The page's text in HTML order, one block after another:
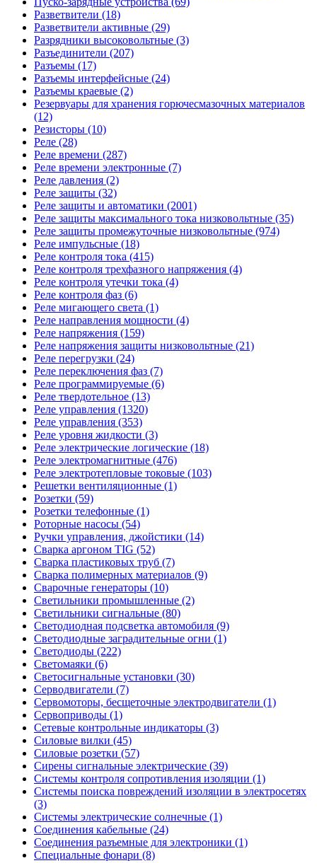
Разветвители (18)
Разветвители активные (29)
Разрядники высоковольтные (3)
Разъединители (207)
Разъемы (17)
Разъемы интерфейсные (24)
Разъемы краевые (2)
Резервуары для хранения горючесмазочных материалов
(12)
Резисторы (10)
Реле (28)
Реле времени (287)
Реле времени электронные (7)
Реле давления (2)
Реле защиты (32)
Реле защиты и автоматики (2001)
Реле защиты максимального тока низковольтные (35)
Реле защиты промежуточные низковольтные (974)
Реле импульсные (18)
Реле контроля тока (415)
Реле контроля трехфазного напряжения (4)
Реле контроля утечки тока (4)
Реле контроля фаз (6)
Реле мигающего света (1)
Реле направления мощности (4)
Реле напряжения (159)
Реле напряжения защиты низковольтные (21)
Реле перегрузки (24)
Реле переключения фаз (7)
Реле программируемые (6)
Реле твердотельное (13)
Реле управления (1320)
Реле управления (353)
Реле уровня жидкости (3)
Реле электрические логические (18)
Реле электромагнитные (476)
Реле электротепловые токовые (103)
Решетки вентиляционные (1)
Розетки (59)
Розетки телефонные (1)
Роторные насосы (54)
Ручки управления, джойстики (14)
Сварка аргоном TIG (52)
Сварка пластиковых труб (7)
Сварка полимерных материалов (9)
Сварочные генераторы (10)
Светильники промышленные (2)
Светильники сигнальные (80)
Светодиодная подсветка автомобиля (9)
Светодиодные заградительные огни (1)
Светодиоды (222)
Светомаяки (6)
Светосигнальные установки (30)
Серводвигатели (7)
Сервомоторы, бесщеточные электродвигатели (1)
Сервоприводы (1)
Сетевые контрольные индикаторы (3)
Силовые вилки (45)
Силовые розетки (57)
Сирены сигнальные электрические (39)
Системы контроля сопротивления изоляции (1)
Системы поиска повреждений изоляции в электросетях
(3)
Системы электрические солнечные (1)
Соединения кабельные (24)
Соединения разъемные для электроники (1)
Специальные фонари (8)